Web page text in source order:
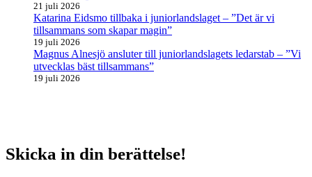
21 juli 2026
Katarina Eidsmo tillbaka i juniorlandslaget – ”Det är vi
tillsammans som skapar magin”
19 juli 2026
Magnus Alnesjö ansluter till juniorlandslagets ledarstab – ”Vi
utvecklas bäst tillsammans”
19 juli 2026
Skicka in din berättelse!